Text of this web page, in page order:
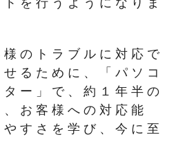
のトラブルに対応で
るために、「パソコ
ー」で、約１年半の
お客様への対応能
すさを学び、今に至